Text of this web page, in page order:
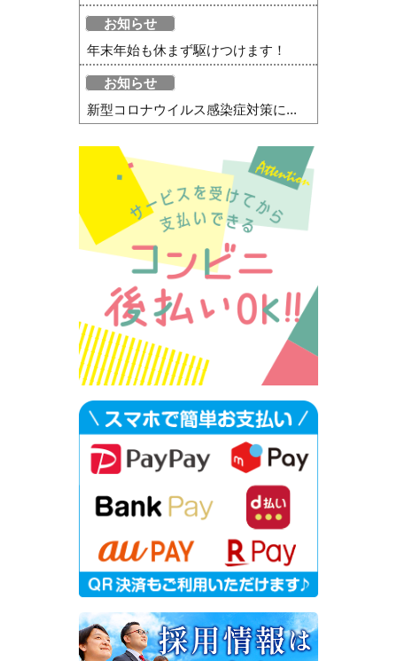
お知らせ
年末年始も休まず駆けつけます！
お知らせ
新型コロナウイルス感染症対策に...